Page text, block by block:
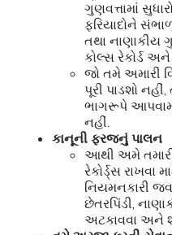
ગુણવત્તામાં
ફરિયાદોને
તથા નાણાકીય
કોલ્સ રેકોર્ડ અને
જો તમે અમારી
પૂરી પાડશો
ભાગરૂપે
નહીં.
કાનૂની ફરજનું પાલન
આથી અમે
રેકોર્ડ્સ રાખવા
નિયમનકારી
છેતરપિંડી,
અટકાવવા અને